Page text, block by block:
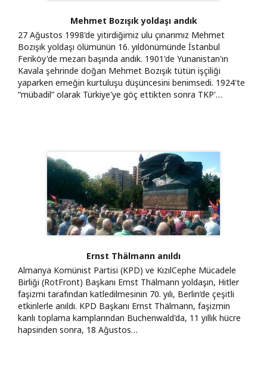
Mehmet Bozışık yoldaşı andık
27 Ağustos 1998'de yitirdiğimiz ulu çınarımız Mehmet
Bozışık yoldaşı ölümünün 16. yıldönümünde İstanbul
Feriköy'de mezarı başında andık. 1901'de Yunanistan'ın
Kavala şehrinde doğan Mehmet Bozışık tütün işçiliği
yaparken emeğin kurtuluşu düşüncesini benimsedi. 1924'te
“mübadil” olarak Türkiye'ye göç ettikten sonra TKP'…
Ernst Thälmann anıldı
Almanya Komünist Partisi (KPD) ve KızılCephe Mücadele
Birliği (RotFront) Başkanı Ernst Thälmann yoldaşın, Hitler
faşizmi tarafından katledilmesinin 70. yılı, Berlin’de çeşitli
etkinlerle anıldı. KPD Başkanı Ernst Thälmann, faşizmin
kanlı toplama kamplarından Buchenwald'da, 11 yıllık hücre
hapsinden sonra, 18 Ağustos…